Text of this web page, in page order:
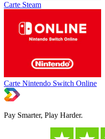
Carte Steam
Carte Nintendo Switch Online
Pay Smarter, Play Harder.